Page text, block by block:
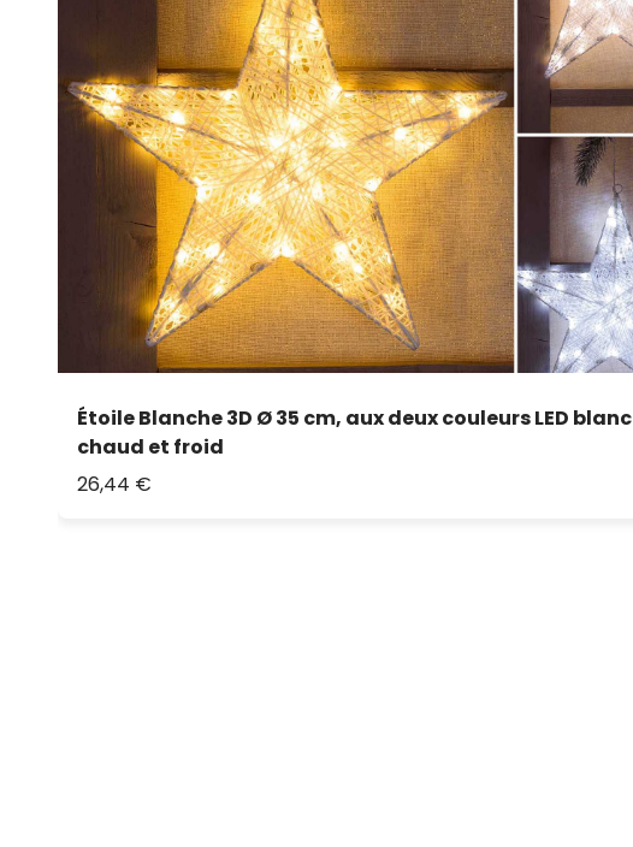
Étoile Blanche 3D Ø 35 cm, aux deux couleurs LED blanc
chaud et froid
26,44 €